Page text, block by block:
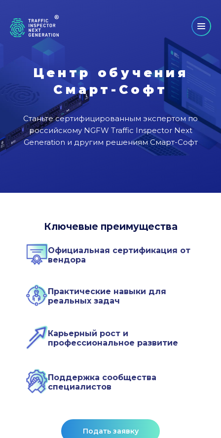
Центр обучения
Смарт-Софт
Станьте сертифицированным экспертом по
российскому NGFW Traffic Inspector Next
Generation и другим решениям Смарт-Софт
Ключевые преимущества
Официальная сертификация от
вендора
Практические навыки для
реальных задач
Карьерный рост и
профессиональное развитие
Поддержка сообщества
специалистов
Подать заявку